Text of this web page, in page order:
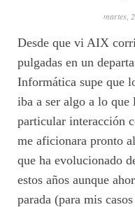
martes,
Desde que vi AIX
pulgadas en un
Informática supe que
iba a ser algo a lo
particular interacción
me aficionara pronto
que ha evolucionado
estos años aunque
parada (para mis